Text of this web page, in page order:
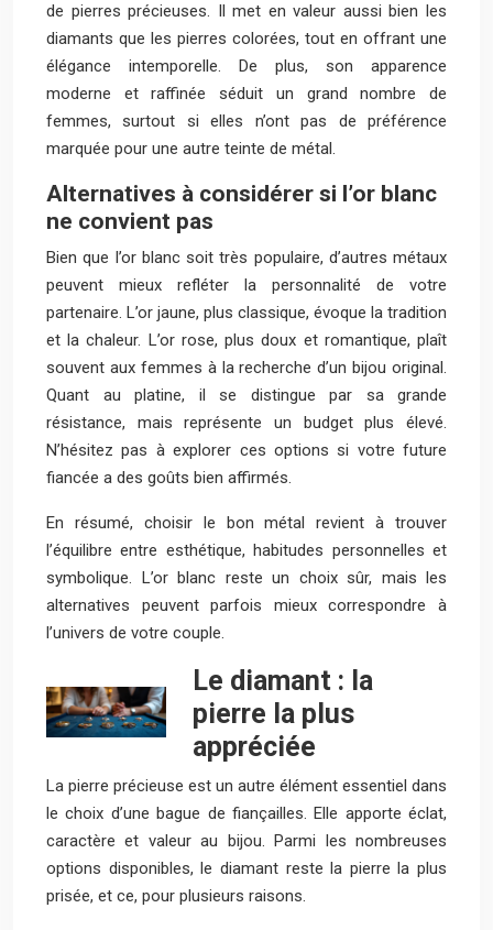
de pierres précieuses. Il met en valeur aussi bien les
diamants que les pierres colorées, tout en offrant une
élégance intemporelle. De plus, son apparence
moderne et raffinée séduit un grand nombre de
femmes, surtout si elles n’ont pas de préférence
marquée pour une autre teinte de métal.
Alternatives à considérer si l’or blanc
ne convient pas
Bien que l’or blanc soit très populaire, d’autres métaux
peuvent mieux refléter la personnalité de votre
partenaire. L’or jaune, plus classique, évoque la tradition
et la chaleur. L’or rose, plus doux et romantique, plaît
souvent aux femmes à la recherche d’un bijou original.
Quant au platine, il se distingue par sa grande
résistance, mais représente un budget plus élevé.
N’hésitez pas à explorer ces options si votre future
fiancée a des goûts bien affirmés.
En résumé, choisir le bon métal revient à trouver
l’équilibre entre esthétique, habitudes personnelles et
symbolique. L’or blanc reste un choix sûr, mais les
alternatives peuvent parfois mieux correspondre à
l’univers de votre couple.
Le diamant : la
pierre la plus
appréciée
La pierre précieuse est un autre élément essentiel dans
le choix d’une bague de fiançailles. Elle apporte éclat,
caractère et valeur au bijou. Parmi les nombreuses
options disponibles, le diamant reste la pierre la plus
prisée, et ce, pour plusieurs raisons.